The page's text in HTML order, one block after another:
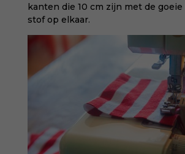
kanten die 10 cm zijn met de
stof op elkaar.